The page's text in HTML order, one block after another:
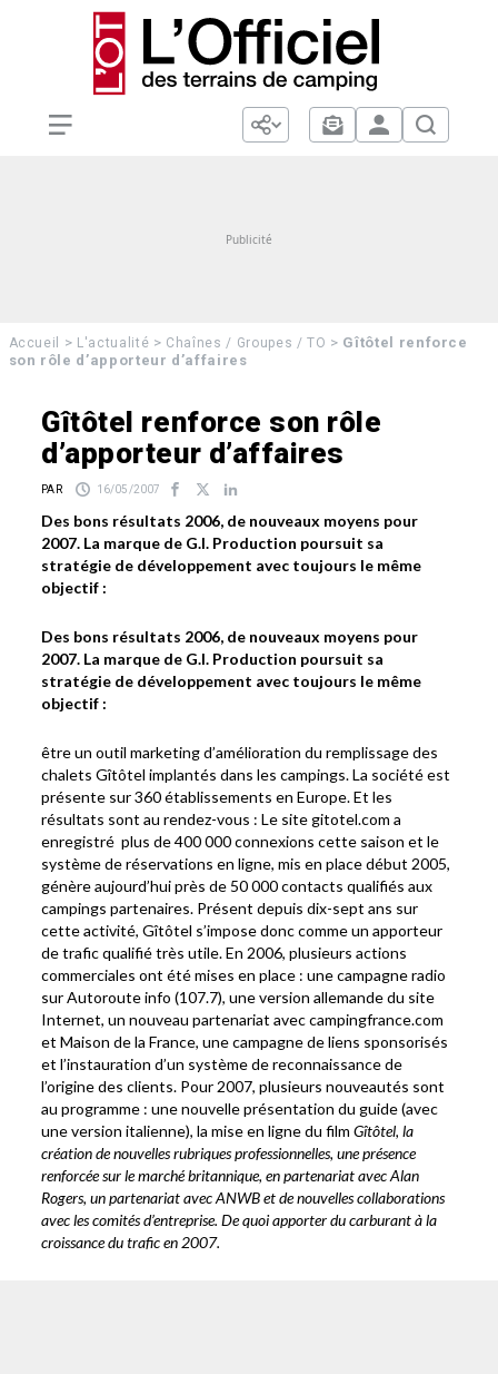
Accueil > L'actualité > Chaînes / Groupes / TO > Gîtôtel renforce
son rôle d’apporteur d’affaires
Gîtôtel renforce son rôle
d’apporteur d’affaires
PAR 16/05/2007
Des bons résultats 2006, de nouveaux moyens pour
2007. La marque de G.I. Production poursuit sa
stratégie de développement avec toujours le même
objectif :
Des bons résultats 2006, de nouveaux moyens pour
2007. La marque de G.I. Production poursuit sa
stratégie de développement avec toujours le même
objectif :
être un outil marketing d’amélioration du remplissage des
chalets Gîtôtel implantés dans les campings. La société est
présente sur 360 établissements en Europe. Et les
résultats sont au rendez-vous : Le site gitotel.com a
enregistré plus de 400 000 connexions cette saison et le
système de réservations en ligne, mis en place début 2005,
génère aujourd’hui près de 50 000 contacts qualifiés aux
campings partenaires. Présent depuis dix-sept ans sur
cette activité, Gîtôtel s’impose donc comme un apporteur
de trafic qualifié très utile. En 2006, plusieurs actions
commerciales ont été mises en place : une campagne radio
sur Autoroute info (107.7), une version allemande du site
Internet, un nouveau partenariat avec campingfrance.com
et Maison de la France, une campagne de liens sponsorisés
et l’instauration d’un système de reconnaissance de
l’origine des clients. Pour 2007, plusieurs nouveautés sont
au programme : une nouvelle présentation du guide (avec
une version italienne), la mise en ligne du filmGîtôtel, la
création de nouvelles rubriques professionnelles, une présence
renforcée sur le marché britannique, en partenariat avec Alan
Rogers, un partenariat avec ANWB et de nouvelles collaborations
avec les comités d’entreprise. De quoi apporter du carburant à la
croissance du trafic en 2007.